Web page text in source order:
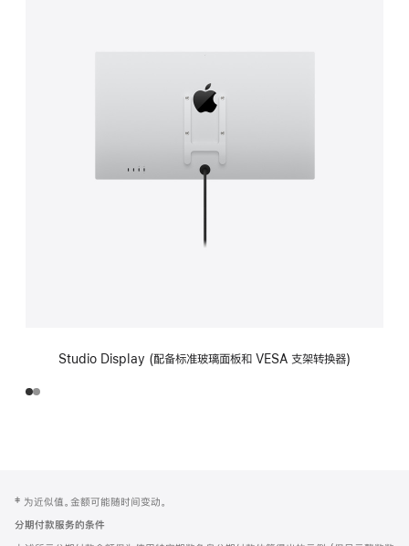
Studio Display (配备标准玻璃面板和 VESA 支架转换器)
页
页
注
‡ 为近似值。金额可能随时间变动。
分期付款服务的条件